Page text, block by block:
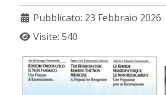
Pubblicato: 23 Febbraio 2026
Visite: 540